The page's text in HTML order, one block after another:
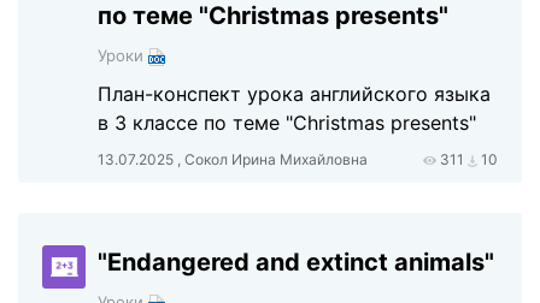
по теме "Christmas presents"
Уроки
План-конспект урока английского языка
в 3 классе по теме "Christmas presents"
13.07.2025 , Сокол Ирина Михайловна 311 10
"Endangered and extinct animals"